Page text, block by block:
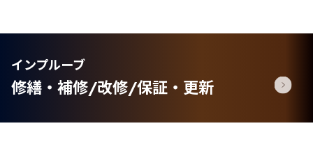
インプルーブ
修繕・補修/改修/保証・更新